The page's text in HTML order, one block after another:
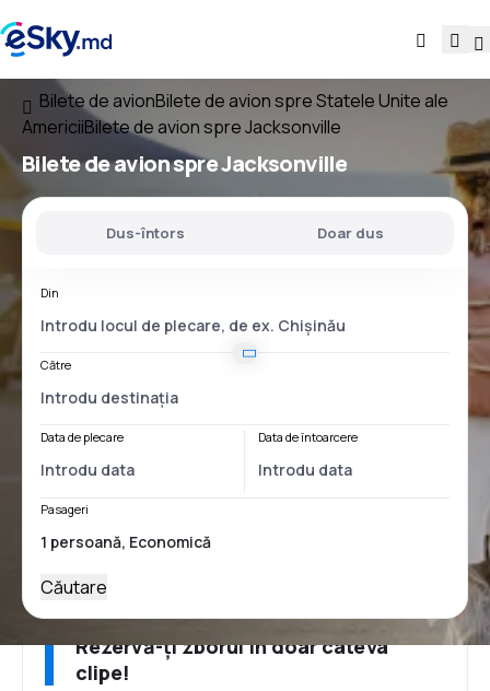
Bilete de avionBilete de avion spre Statele Unite ale
AmericiiBilete de avion spre Jacksonville
Bilete de avion spre Jacksonville
Dus-întors Doar dus
Din
Către
Data de plecare Data de întoarcere
Pasageri
Căutare
Rezervă-ți zborul în doar câteva
clipe!